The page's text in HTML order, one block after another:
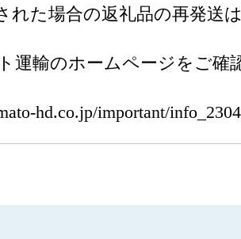
れた場合の返礼品の再発送
運輸のホームページをご確
hd.co.jp/important/